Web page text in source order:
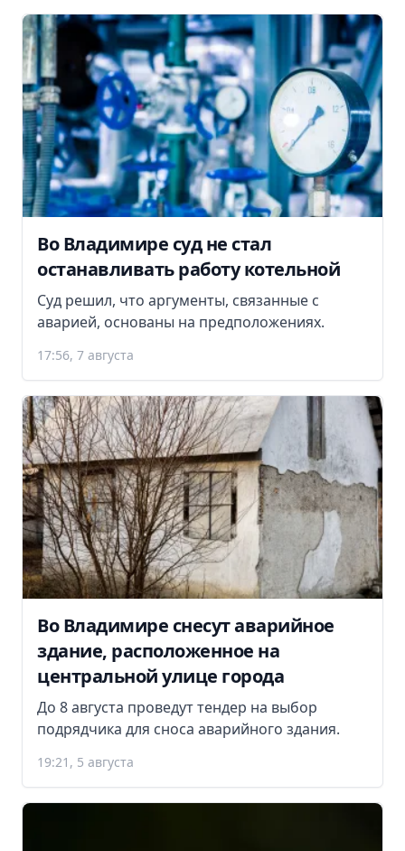
Во Владимире суд не стал
останавливать работу котельной
Суд решил, что аргументы, связанные с
аварией, основаны на предположениях.
17:56, 7 августа
Во Владимире снесут аварийное
здание, расположенное на
центральной улице города
До 8 августа проведут тендер на выбор
подрядчика для сноса аварийного здания.
19:21, 5 августа